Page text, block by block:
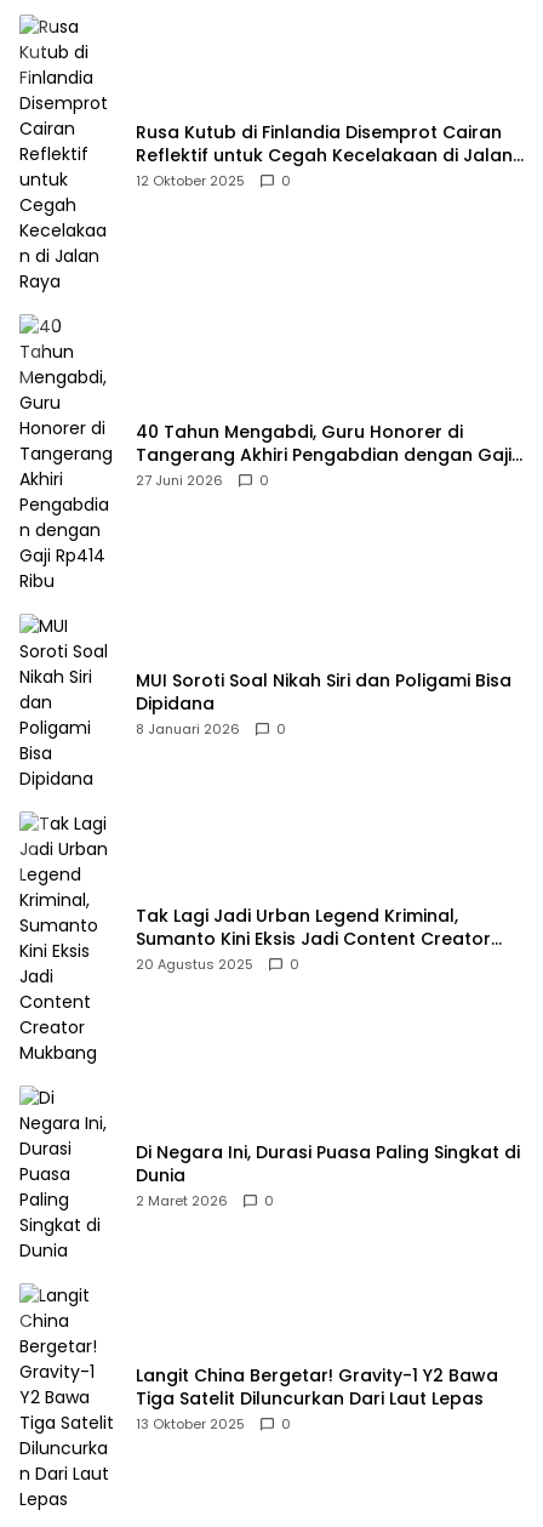
Rusa Kutub di Finlandia Disemprot Cairan
Reflektif untuk Cegah Kecelakaan di Jalan
Raya
12 Oktober 2025 0
40 Tahun Mengabdi, Guru Honorer di
Tangerang Akhiri Pengabdian dengan Gaji
Rp414 Ribu
27 Juni 2026 0
MUI Soroti Soal Nikah Siri dan Poligami Bisa
Dipidana
8 Januari 2026 0
Tak Lagi Jadi Urban Legend Kriminal,
Sumanto Kini Eksis Jadi Content Creator
Mukbang
20 Agustus 2025 0
Di Negara Ini, Durasi Puasa Paling Singkat di
Dunia
2 Maret 2026 0
Langit China Bergetar! Gravity-1 Y2 Bawa
Tiga Satelit Diluncurkan Dari Laut Lepas
13 Oktober 2025 0